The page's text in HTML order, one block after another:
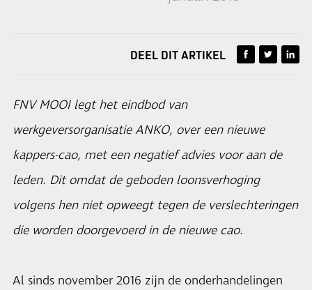
DEEL DIT ARTIKEL
FNV MOOI legt het eindbod van
werkgeversorganisatie ANKO, over een nieuwe
kappers-cao, met een negatief advies voor aan de
leden. Dit omdat de geboden loonsverhoging
volgens hen niet opweegt tegen de verslechteringen
die worden doorgevoerd in de nieuwe cao.
Al sinds november 2016 zijn de onderhandelingen